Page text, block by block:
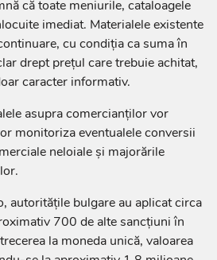
că toate meniurile, cataloagele
imediat. Materialele existente
cu condiția ca suma în
drept prețul care trebuie achitat,
caracter informativ.
asupra comercianților vor
monitoriza eventualele conversii
neloiale și majorările
autoritățile bulgare au aplicat circa
700 de alte sancțiuni în
la moneda unică, valoarea